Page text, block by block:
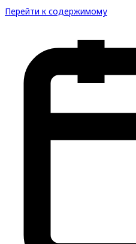
Перейти к содержимому